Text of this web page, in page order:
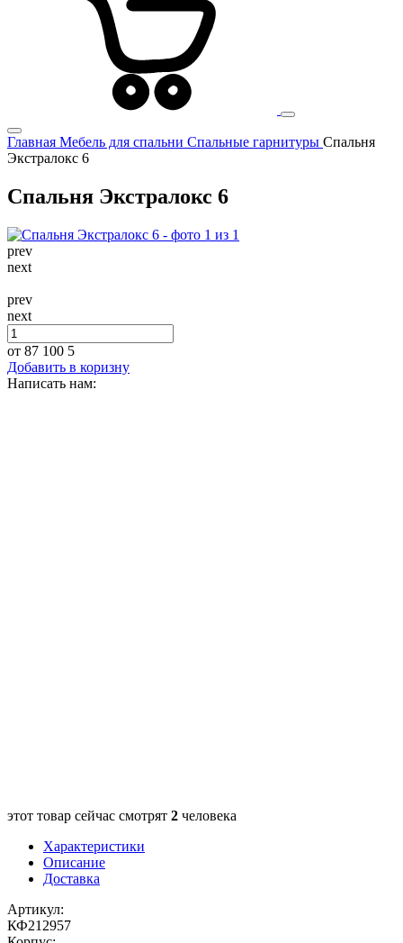
Главная Мебель для спальни Спальные гарнитуры Спальня
Экстралокс 6
Спальня Экстралокс 6
prev
next
prev
next
от 87 100 5
Добавить в коризну
Написать нам:
этот товар сейчас смотрят 2 человека
Характеристики
Описание
Доставка
Артикул:
КФ212957